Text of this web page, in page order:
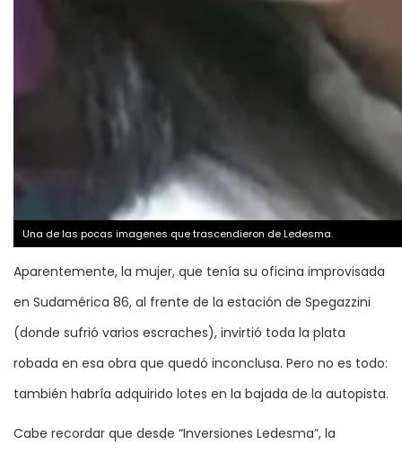
Una de las pocas imagenes que trascendieron de Ledesma.
Aparentemente, la mujer, que tenía su oficina improvisada
en Sudamérica 86, al frente de la estación de Spegazzini
(donde sufrió varios escraches), invirtió toda la plata
robada en esa obra que quedó inconclusa. Pero no es todo:
también habría adquirido lotes en la bajada de la autopista.
Cabe recordar que desde “Inversiones Ledesma”, la